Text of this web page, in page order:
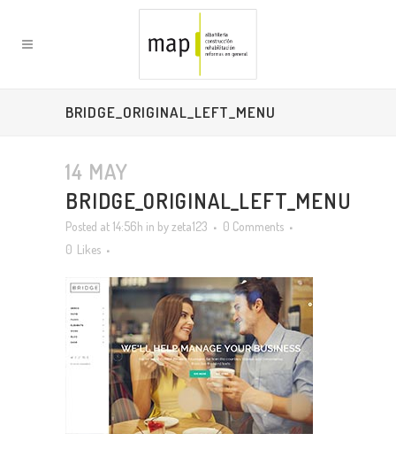
BRIDGE_ORIGINAL_LEFT_MENU
14 MAY
BRIDGE_ORIGINAL_LEFT_MENU
Posted at 14:56h in byzeta123
0 Comments
0 Likes